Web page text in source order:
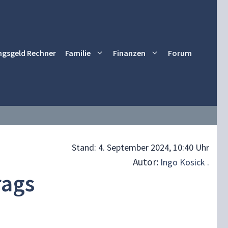
Rechner Familie Finanzen Forum
Stand: 4. September 2024, 10:40 Uhr
Autor: Ingo Kosick .